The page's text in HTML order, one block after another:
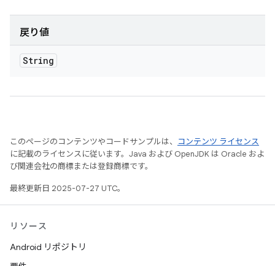
戻り値
String
このページのコンテンツやコードサンプルは、
コンテンツ ライセンス
に記載のライセンスに従います。Java および OpenJDK は Oracle およ
び関連会社の商標または登録商標です。
最終更新日 2025-07-27 UTC。
リソース
Android リポジトリ